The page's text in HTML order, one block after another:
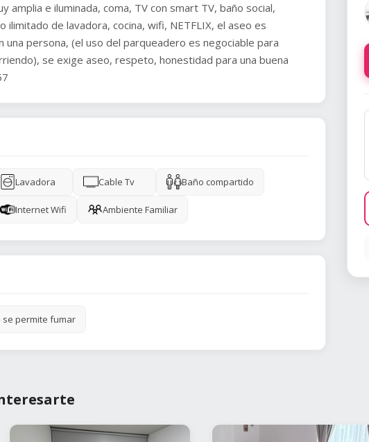
amplia e iluminada, coma, TV con smart TV, baño social,
ilimitado de lavadora, cocina, wifi, NETFLIX, el aseo es
persona, (el uso del parqueadero es negociable para
se exige aseo, respeto, honestidad para una buena
Lavadora Cable Tv Baño compartido
Internet Wifi Ambiente Familiar
se permite fumar